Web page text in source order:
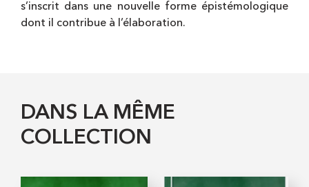
s’inscrit dans une nouvelle forme épistémologique
dont il contribue à l’élaboration.
DANS LA MÊME
COLLECTION